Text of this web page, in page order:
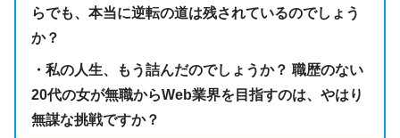
らでも、本当に逆転の道は残されているのでしょう
か？
・私の人生、もう詰んだのでしょうか？ 職歴のない
20代の女が無職からWeb業界を目指すのは、やはり
無謀な挑戦ですか？